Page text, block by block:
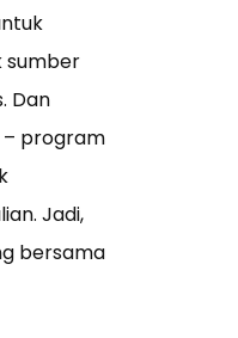
sumber
Dan
program
Jadi,
bersama